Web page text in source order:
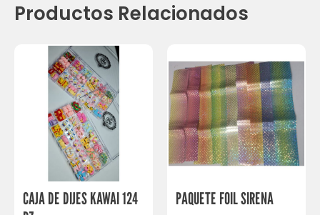
Productos Relacionados
CAJA DE DIJES KAWAI 124
PAQUETE FOIL SIRENA